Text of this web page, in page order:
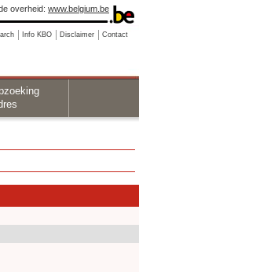
overheid: www.belgium.be
Info KBO Disclaimer Contact